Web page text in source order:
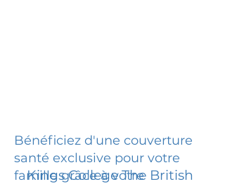
Bénéficiez d'une couverture
santé exclusive pour votre
famille grâce à votre
Kings College The British